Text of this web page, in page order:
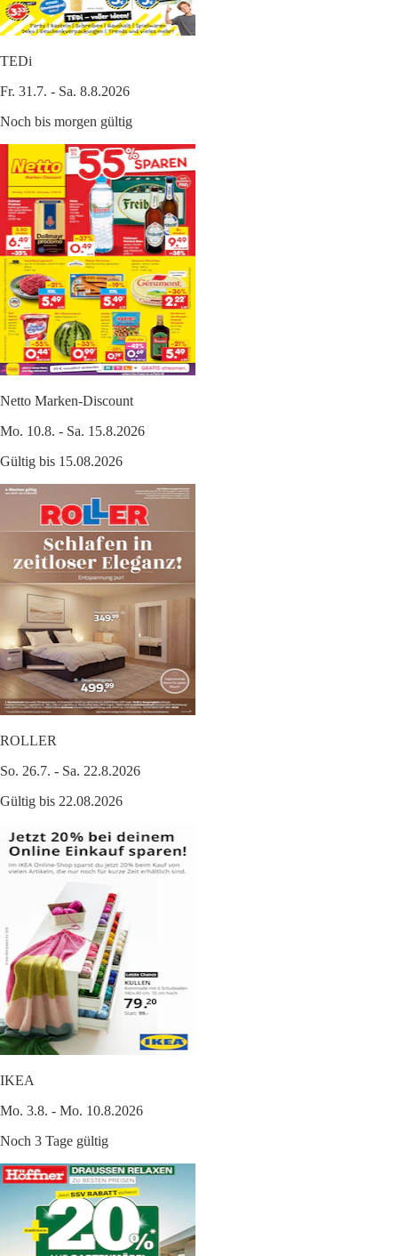
TEDi
Fr. 31.7. - Sa. 8.8.2026
Noch bis morgen gültig
Netto Marken-Discount
Mo. 10.8. - Sa. 15.8.2026
Gültig bis 15.08.2026
ROLLER
So. 26.7. - Sa. 22.8.2026
Gültig bis 22.08.2026
IKEA
Mo. 3.8. - Mo. 10.8.2026
Noch 3 Tage gültig